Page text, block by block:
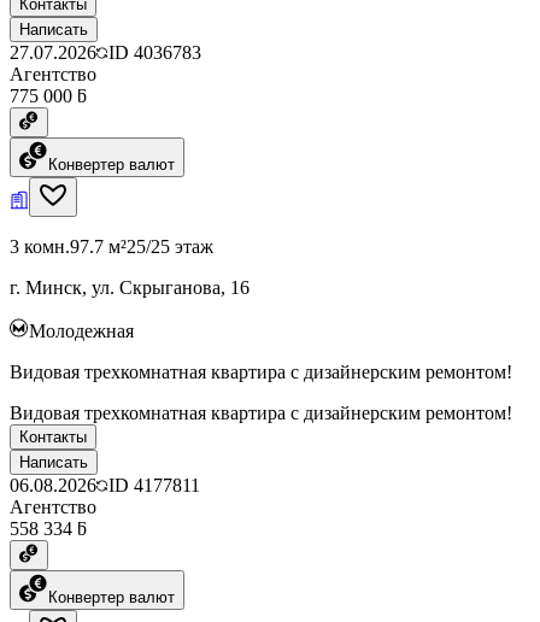
Контакты
Написать
27.07.2026 ID 4036783
Агентство
775 000 ƃ
Конвертер валют
3 комн.97.7 м²25/25 этаж
г. Минск, ул. Скрыганова, 16
Молодежная
Видовая трехкомнатная квартира с дизайнерским ремонтом!
Видовая трехкомнатная квартира с дизайнерским ремонтом!
Контакты
Написать
06.08.2026 ID 4177811
Агентство
558 334 ƃ
Конвертер валют